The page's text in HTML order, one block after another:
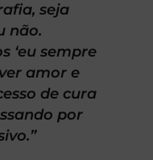
seja
não.
‘eu sempre
amor e
de cura
por